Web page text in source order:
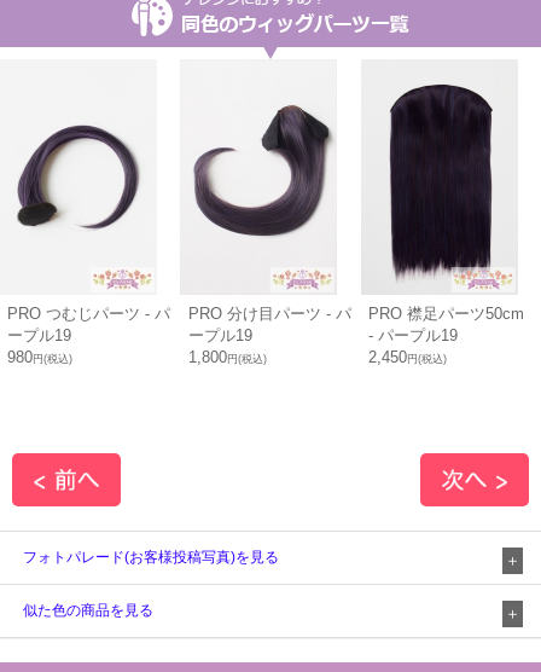
PRO つむじパーツ - パ
ープル19
980円(税込)
PRO 分け目パーツ - パ
ープル19
1,800円(税込)
PRO 襟足パーツ50cm
- パープル19
2,450円(税込)
フォトパレード(お客様投稿写真)を見る
似た色の商品を見る